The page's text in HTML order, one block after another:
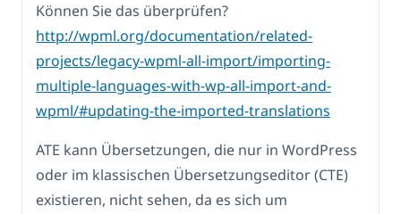
Können Sie das überprüfen?
http://wpml.org/documentation/related-
projects/legacy-wpml-all-import/importing-
multiple-languages-with-wp-all-import-and-
wpml/#updating-the-imported-translations
ATE kann Übersetzungen, die nur in WordPress
oder im klassischen Übersetzungseditor (CTE)
existieren, nicht sehen, da es sich um